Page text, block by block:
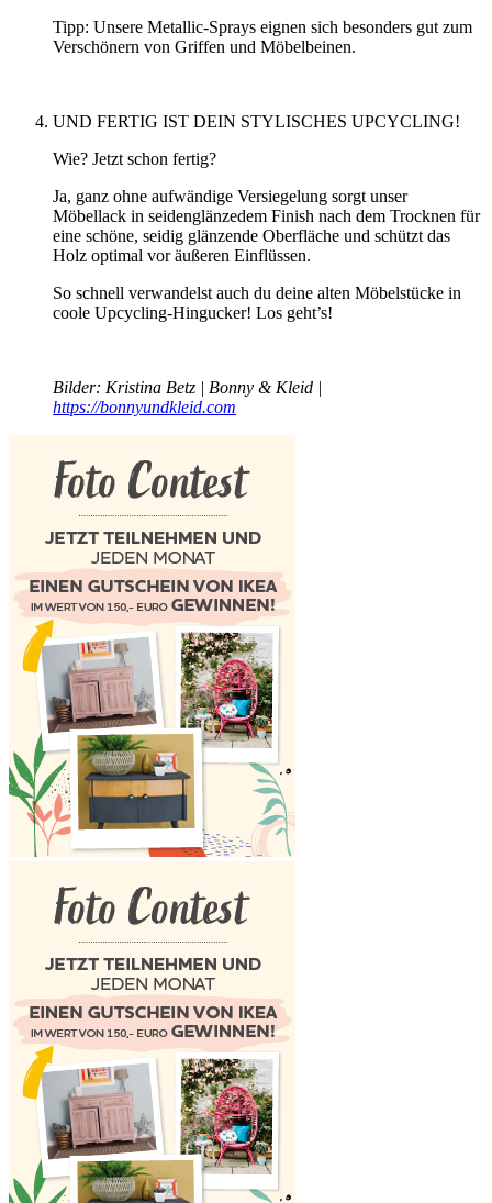
Tipp: Unsere Metallic-Sprays eignen sich besonders gut zum
Verschönern von Griffen und Möbelbeinen.
UND FERTIG IST DEIN STYLISCHES UPCYCLING!
Wie? Jetzt schon fertig?
Ja, ganz ohne aufwändige Versiegelung sorgt unser
Möbellack in seidenglänzedem Finish nach dem Trocknen für
eine schöne, seidig glänzende Oberfläche und schützt das
Holz optimal vor äußeren Einflüssen.
So schnell verwandelst auch du deine alten Möbelstücke in
coole Upcycling-Hingucker! Los geht’s!
Bilder: Kristina Betz | Bonny & Kleid |
https://bonnyundkleid.com